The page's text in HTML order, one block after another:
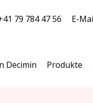
Decimin Produkte
79 784 47 56 E-